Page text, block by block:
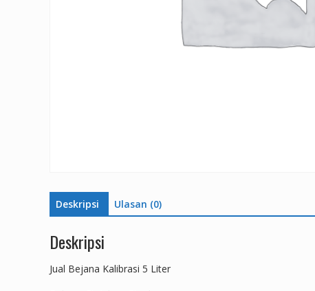
Deskripsi Ulasan (0)
Deskripsi
Jual Bejana Kalibrasi 5 Liter